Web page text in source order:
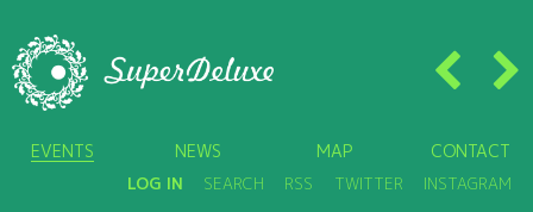
EVENTS NEWS MAP CONTACT
LOG IN SEARCH RSS TWITTER INSTAGRAM